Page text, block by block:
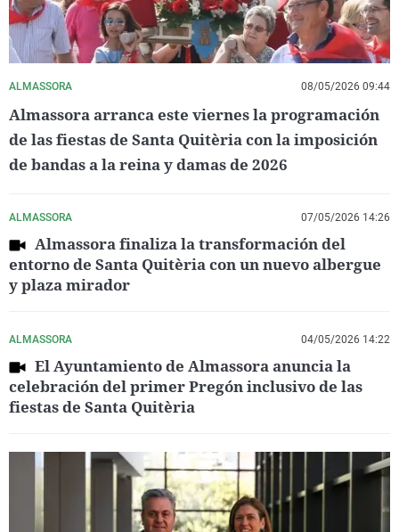
ALMASSORA 08/05/2026 09:44
Almassora arranca este viernes la programación
de las fiestas de Santa Quitèria con la imposición
de bandas a la reina y damas de 2026
ALMASSORA 07/05/2026 14:26
Almassora finaliza la transformación del
entorno de Santa Quitèria con un nuevo albergue
y plaza mirador
ALMASSORA 04/05/2026 14:22
El Ayuntamiento de Almassora anuncia la
celebración del primer Pregón inclusivo de las
fiestas de Santa Quitèria